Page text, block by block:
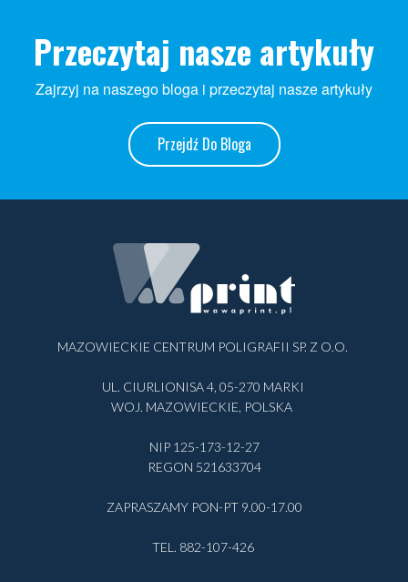
Przeczytaj nasze artykuły
Zajrzyj na naszego bloga i przeczytaj nasze artykuły
Przejdź Do Bloga
MAZOWIECKIE CENTRUM POLIGRAFII SP. Z O.O.
UL. CIURLIONISA 4, 05-270 MARKI
WOJ. MAZOWIECKIE, POLSKA
NIP 125-173-12-27
REGON 521633704
ZAPRASZAMY PON-PT 9.00-17.00
TEL. 882-107-426